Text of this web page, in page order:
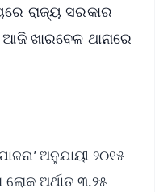
ରାଜ୍ୟ ସରକାର
ଖାରବେଳ ଥାନାରେ
ଅନୁଯାୟୀ ୨୦୧୫
ଅର୍ଥାତ ୩.୨୫